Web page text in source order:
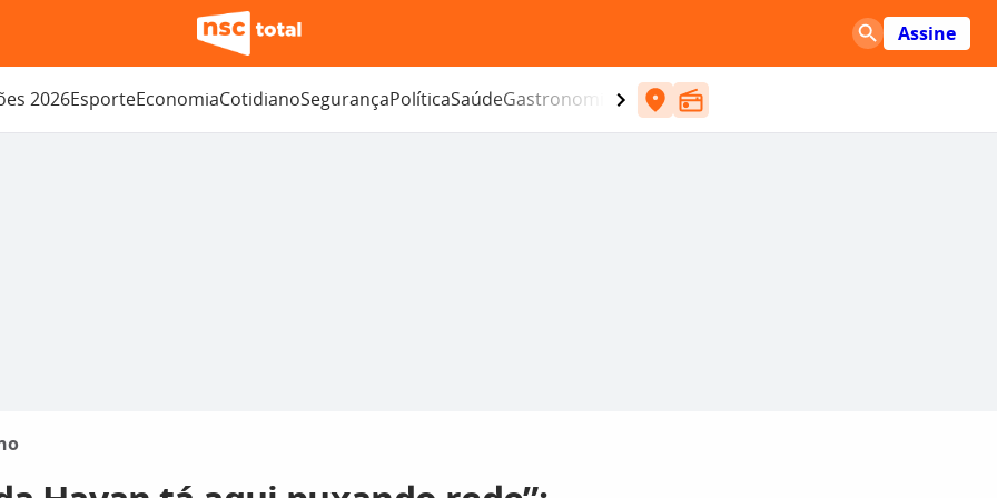
Assine
2026EsporteEconomiaCotidianoSegurançaPolíticaSaúdeGastronomia Entretenimento